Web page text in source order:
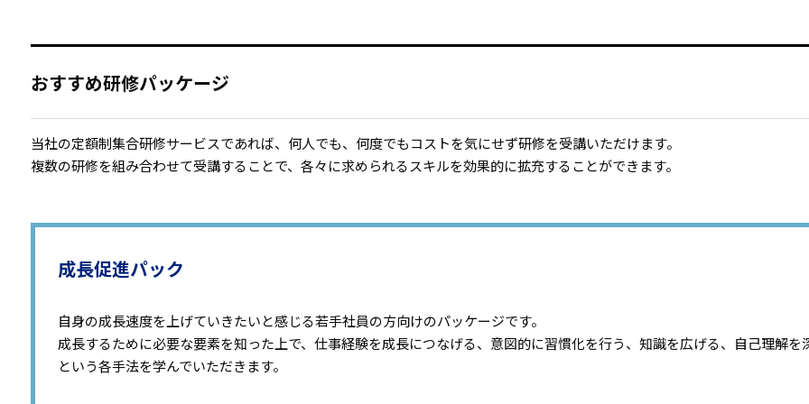
おすすめ研修パッケージ
当社の定額制集合研修サービスであれば、何人でも、何度でもコストを気にせず研修を受講いただけます。
複数の研修を組み合わせて受講することで、各々に求められるスキルを効果的に拡充することができます。
成長促進パック
自身の成長速度を上げていきたいと感じる若手社員の方向けのパッケージです。
成長するために必要な要素を知った上で、仕事経験を成長につなげる、意図的に習慣化を行う、知識を広げる、自己理解を
という各手法を学んでいただきます。